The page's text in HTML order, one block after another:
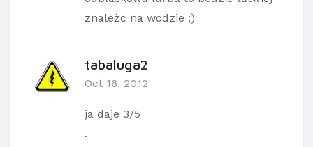
znależc na wodzie ;)
tabaluga2
Oct 16, 2012
ja daje 3/5
.